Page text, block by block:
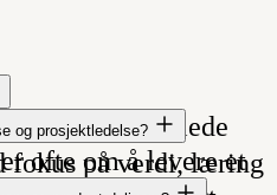
handler om å lede
fokus på verdi, læring
og prosjektledelse?
ofte om å levere et